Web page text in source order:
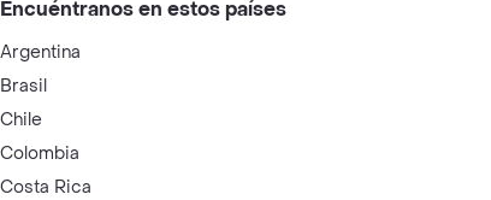
Encuéntranos en estos países
Argentina
Brasil
Chile
Colombia
Costa Rica